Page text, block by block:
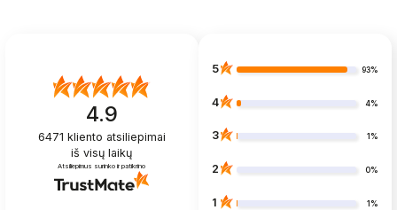
4.9
6471 kliento atsiliepimai
iš visų laikų
Atsiliepimus surinko ir patikrino
5 93%
4 4%
3 1%
2 0%
1 1%